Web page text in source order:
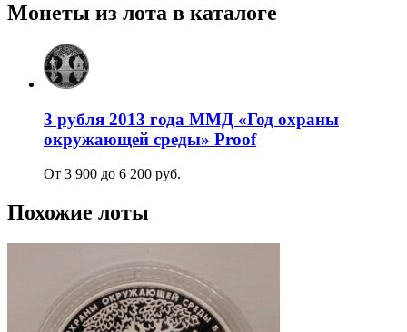
Монеты из лота в каталоге
3 рубля 2013 года ММД «Год охраны
окружающей среды» Proof
От 3 900 до 6 200 руб.
Похожие лоты